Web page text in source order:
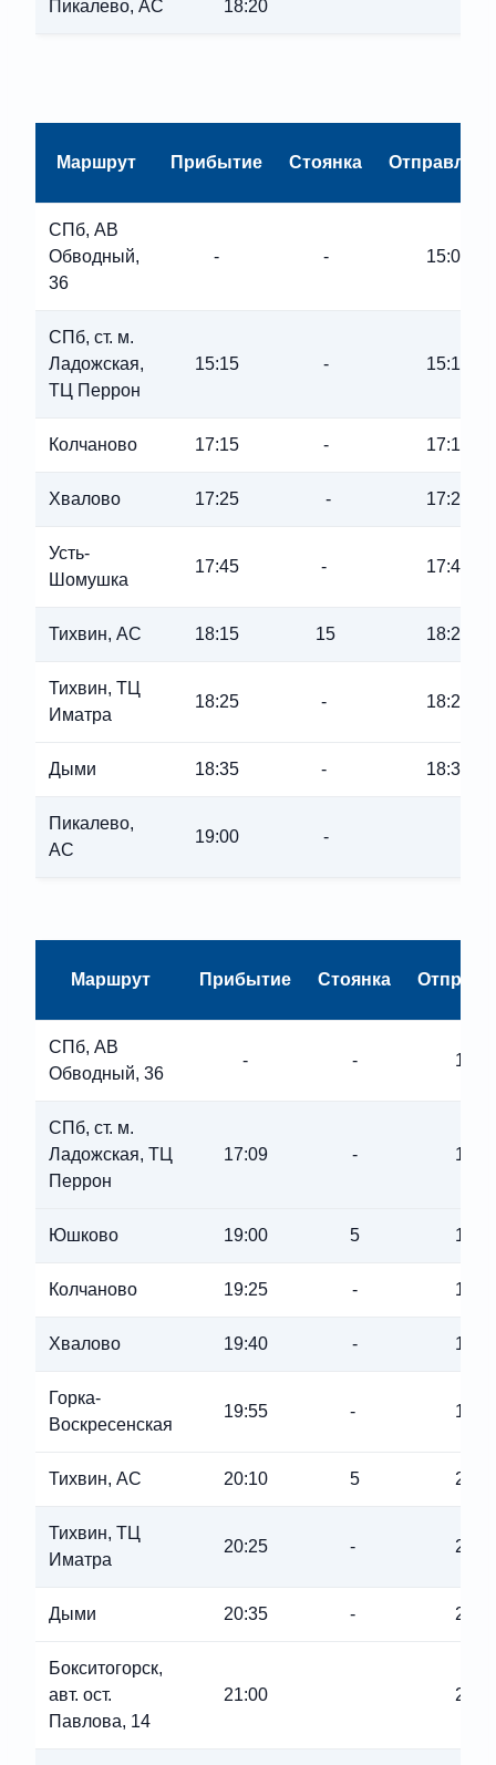
Пикалево, АС 18:20
Маршрут Прибытие Стоянка
СПб, АВ
Обводный,
36
- - 15:00
СПб, ст. м.
Ладожская,
ТЦ Перрон
15:15 - 15:15
Колчаново 17:15 - 17:15
Хвалово 17:25 - 17:25
Усть-
Шомушка
17:45 - 17:45
Тихвин, АC 18:15 15 18:20
Тихвин, ТЦ
Иматра
18:25 - 18:25
Дыми 18:35 - 18:35
Пикалево,
АС
19:00 -
Маршрут Прибытие Стоянка
СПб, АВ
Обводный, 36
- -
СПб, ст. м.
Ладожская, ТЦ
Перрон
17:09 -
Юшково 19:00 5
Колчаново 19:25 -
Хвалово 19:40 -
Горка-
Воскресенская
19:55 -
Тихвин, АС 20:10 5
Тихвин, ТЦ
Иматра
20:25 -
Дыми 20:35 -
Бокситогорск,
авт. ост.
Павлова, 14
21:00